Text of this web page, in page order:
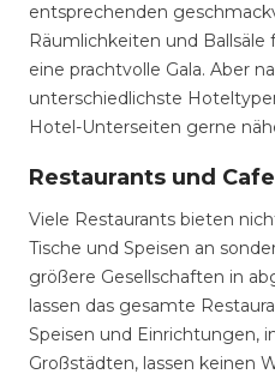
entsprechenden
Räumlichkeiten und Ballsäle
eine prachtvolle Gala. Aber
unterschiedlichste
Hotel-Unterseiten gerne
Restaurants und
Viele Restaurants bieten
Tische und Speisen an
größere Gesellschaften in
lassen das gesamte
Speisen und Einrichtungen,
Großstädten, lassen keinen